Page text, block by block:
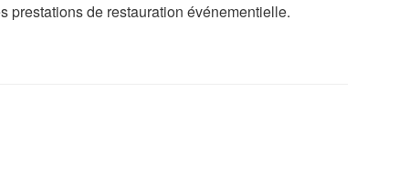
prestations de restauration événementielle.